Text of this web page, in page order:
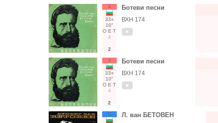
Х
33○
10"
О Е Т
4
2
Ботеви песни
ВХН 174
Х
33○
10"
О Е Т
4
2
Ботеви песни
ВХН 174
С Л. ван БЕТОВЕН